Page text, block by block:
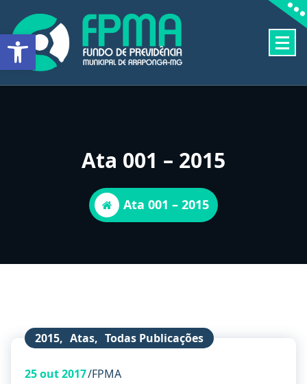
para
conteúdo
Ata 001 – 2015
Ata 001 – 2015
2015, Atas, Todas Publicações
25out 2017 FPMA
Barra de Ferramentas Aberta